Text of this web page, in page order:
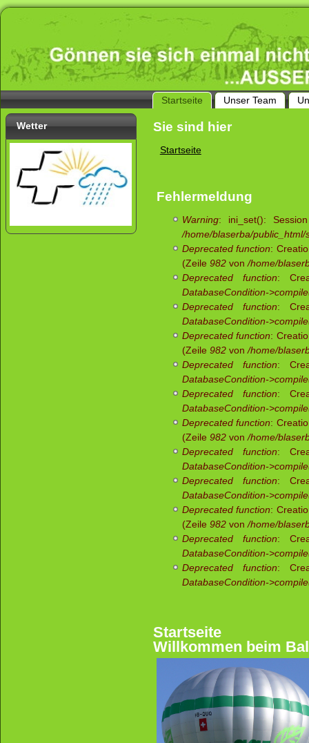
Startseite Unser Team
Wetter Sie sind hier
Startseite
Fehlermeldung
Warning: ini_set():
/home/blaserba/
Deprecated function:
(Zeile 982 von /home/
Deprecated function:
DatabaseCondition-
Deprecated function:
DatabaseCondition-
Deprecated function:
(Zeile 982 von /home/
Deprecated function:
DatabaseCondition-
Deprecated function:
DatabaseCondition-
Deprecated function:
(Zeile 982 von /home/
Deprecated function:
DatabaseCondition-
Deprecated function:
DatabaseCondition-
Deprecated function:
(Zeile 982 von /home/
Deprecated function:
DatabaseCondition-
Deprecated function:
DatabaseCondition-
Startseite
Willkommen beim